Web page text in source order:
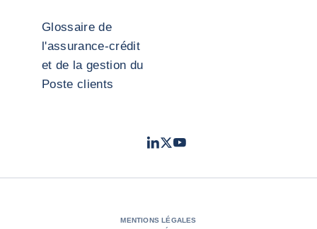
Glossaire de
l'assurance-crédit
et de la gestion du
Poste clients
LinkedIn
TwitterYoutube
MENTIONS LÉGALES